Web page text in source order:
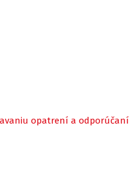
opatrení a odporúčaní